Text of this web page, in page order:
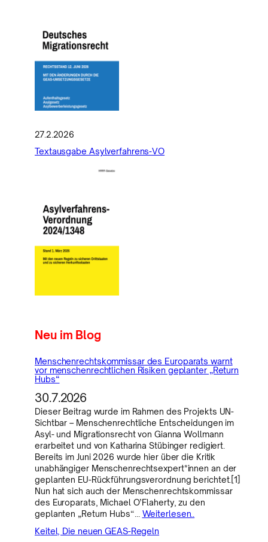
27.2.2026
Textausgabe Asylverfahrens-VO
Neu im Blog
Menschenrechtskommissar des Europarats warnt
vor menschenrechtlichen Risiken geplanter „Return
Hubs“
30.7.2026
Dieser Beitrag wurde im Rahmen des Projekts UN-
Sichtbar – Menschenrechtliche Entscheidungen im
Asyl- und Migrationsrecht von Gianna Wollmann
erarbeitet und von Katharina Stübinger redigiert.
Bereits im Juni 2026 wurde hier über die Kritik
unabhängiger Menschenrechtsexpert*innen an der
geplanten EU-Rückführungsverordnung berichtet.[1]
Nun hat sich auch der Menschenrechtskommissar
des Europarats, Michael O’Flaherty, zu den
geplanten „Return Hubs“… Weiterlesen..
Keitel, Die neuen GEAS-Regeln